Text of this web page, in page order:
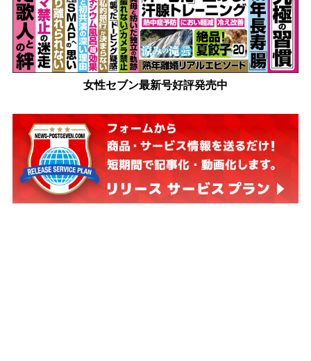
女性セブン最新号好評発売中